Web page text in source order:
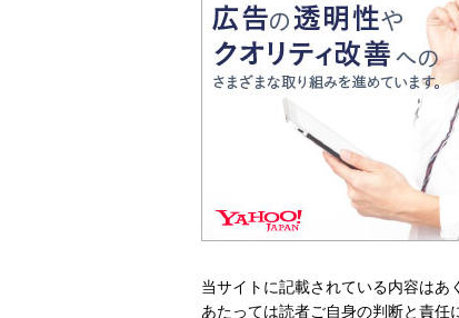
当サイトに記載されている内容はあ
あたっては読者ご自身の判断と責